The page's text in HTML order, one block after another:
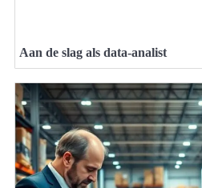
Aan de slag als data-analist